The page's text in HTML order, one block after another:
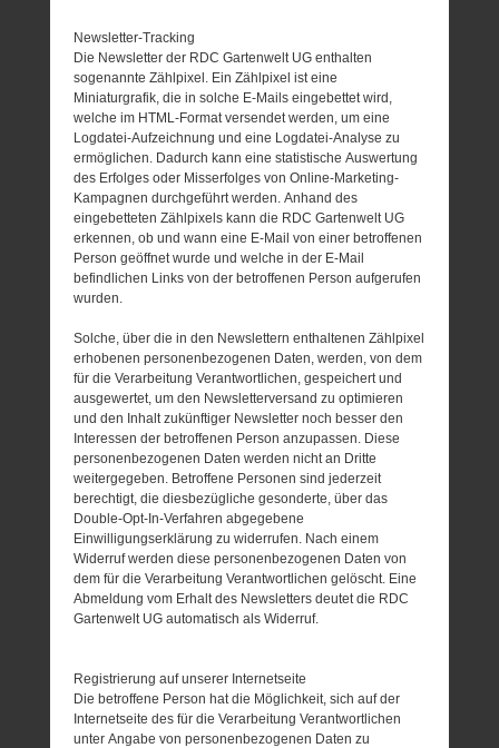
Newsletter-Tracking
Die Newsletter der RDC Gartenwelt UG enthalten
sogenannte Zählpixel. Ein Zählpixel ist eine
Miniaturgrafik, die in solche E-Mails eingebettet wird,
welche im HTML-Format versendet werden, um eine
Logdatei-Aufzeichnung und eine Logdatei-Analyse zu
ermöglichen. Dadurch kann eine statistische Auswertung
des Erfolges oder Misserfolges von Online-Marketing-
Kampagnen durchgeführt werden. Anhand des
eingebetteten Zählpixels kann die RDC Gartenwelt UG
erkennen, ob und wann eine E-Mail von einer betroffenen
Person geöffnet wurde und welche in der E-Mail
befindlichen Links von der betroffenen Person aufgerufen
wurden.
Solche, über die in den Newslettern enthaltenen Zählpixel
erhobenen personenbezogenen Daten, werden, von dem
für die Verarbeitung Verantwortlichen, gespeichert und
ausgewertet, um den Newsletterversand zu optimieren
und den Inhalt zukünftiger Newsletter noch besser den
Interessen der betroffenen Person anzupassen. Diese
personenbezogenen Daten werden nicht an Dritte
weitergegeben. Betroffene Personen sind jederzeit
berechtigt, die diesbezügliche gesonderte, über das
Double-Opt-In-Verfahren abgegebene
Einwilligungserklärung zu widerrufen. Nach einem
Widerruf werden diese personenbezogenen Daten von
dem für die Verarbeitung Verantwortlichen gelöscht. Eine
Abmeldung vom Erhalt des Newsletters deutet die RDC
Gartenwelt UG automatisch als Widerruf.
Registrierung auf unserer Internetseite
Die betroffene Person hat die Möglichkeit, sich auf der
Internetseite des für die Verarbeitung Verantwortlichen
unter Angabe von personenbezogenen Daten zu